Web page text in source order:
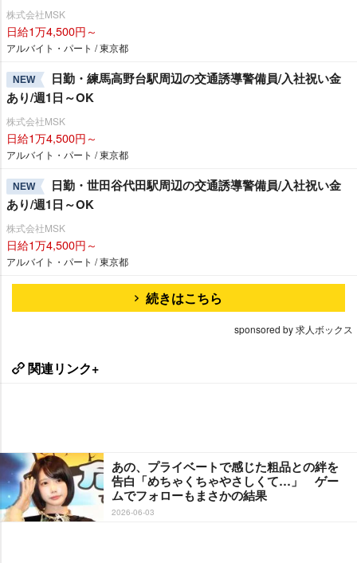
株式会社MSK
日給1万4,500円～
アルバイト・パート / 東京都
NEW
日勤・練馬高野台駅周辺の交通誘導警備員/入社祝い金
あり/週1日～OK
株式会社MSK
日給1万4,500円～
アルバイト・パート / 東京都
NEW
日勤・世田谷代田駅周辺の交通誘導警備員/入社祝い金
あり/週1日～OK
株式会社MSK
日給1万4,500円～
アルバイト・パート / 東京都
続きはこちら
sponsored by 求人ボックス
関連リンク+
あの、プライベートで感じた粗品との絆を
告白「めちゃくちゃやさしくて…」 ゲー
ムでフォローもまさかの結果
2026-06-03